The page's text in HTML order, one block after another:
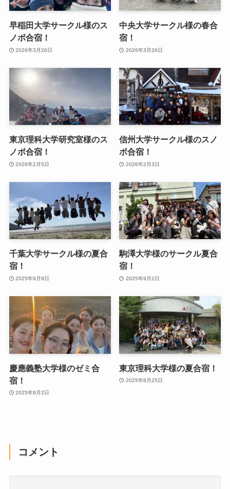
早稲田大学サークル様のス
ノボ合宿！
2026年3月26日
中央大学サークル様の春合
宿！
2026年3月26日
東京理科大学研究室様のス
ノボ合宿！
2026年2月5日
信州大学サークル様のスノ
ボ合宿！
2026年2月3日
千葉大学サークル様の夏合
宿！
2025年9月9日
駒澤大学様のサークル夏合
宿！
2025年9月2日
慶應義塾大学様のゼミ合
宿！
2025年9月2日
東京理科大学様の夏合宿！
2025年8月25日
コメント